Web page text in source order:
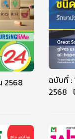
2568
ฉบับที่ :
2568